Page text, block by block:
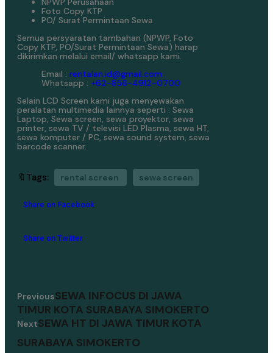
Foto Copy KTP
PO/ Surat Permintaan Sewa
Semua persyaratan tambahan (NPWP, Foto
Copy KTP, PO/Surat Permintaan Sewa) harap
dikirimkan melalui email/ whatsapp kami.
Email : rentalan.id@gmail.com
Whatsapp : +62-856-4912-0700
Selain LCD Screen kami juga menyewakan
peralatan multimedia lainnya seperti : Sewa
Laptop, Sewa screen, sewa proyektor, sewa
printer, sewa TV / televisi LED Plasma, sewa HT,
sewa komputer / PC, sewa sound system, sewa
barcode scanner.
🔖Tags: rental screen sewa screen
Share on Facebook
Share on Twitter
PreviousSEWA INFOCUS DI JAWA
TIMUR KOTA SURABAYA SIMOKERTO
NextSEWA HT DI JAWA TIMUR KOTA
SURABAYA SIMOKERTO